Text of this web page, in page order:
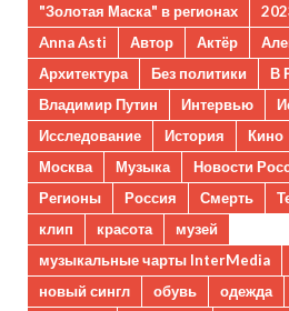
"Золотая Маска" в регионах
Anna Asti
Автор Актёр
Архитектура
Без политики
В
Владимир Путин
Интервью
Исследование
История Кино
Москва
Музыка Новости
Регионы
Россия Смерть
клип
красота
музей
музыкальные чарты InterMedia
новый сингл
обувь одежда